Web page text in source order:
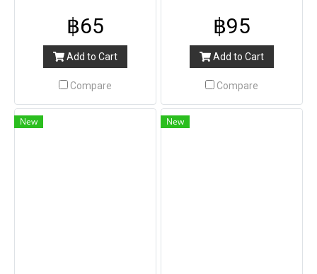
฿65
Add to Cart
Compare
unique flavor ซุปถั่วดำสมุนไพร
฿95
Add to Cart
Compare
New New